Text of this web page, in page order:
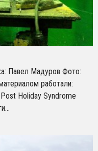
Павел Мадуров Фото:
работали:
Holiday Syndrome
...